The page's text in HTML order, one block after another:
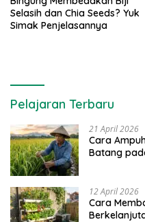
Selasih dan Chia Seeds? Yuk
Simak Penjelasannya
Pelajaran Terbaru
21 April 2026
Cara
Batang
12 April 2026
Cara